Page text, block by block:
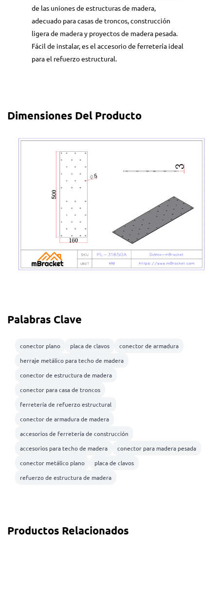
de las uniones de estructuras de madera,
adecuado para casas de troncos, construcción
ligera de madera y proyectos de madera pesada.
Fácil de instalar, es el accesorio de ferretería ideal
para el refuerzo estructural.
Dimensiones Del Producto
Palabras Clave
conector plano placa de clavos
conector de armadura
herraje metálico para techo de madera
conector de estructura de madera
conector para casa de troncos
ferretería de refuerzo estructural
conector de armadura de madera
accesorios de ferretería de construcción
accesorios para techo de madera
conector para madera pesada
conector metálico plano
placa de clavos
refuerzo de estructura de madera
Productos Relacionados